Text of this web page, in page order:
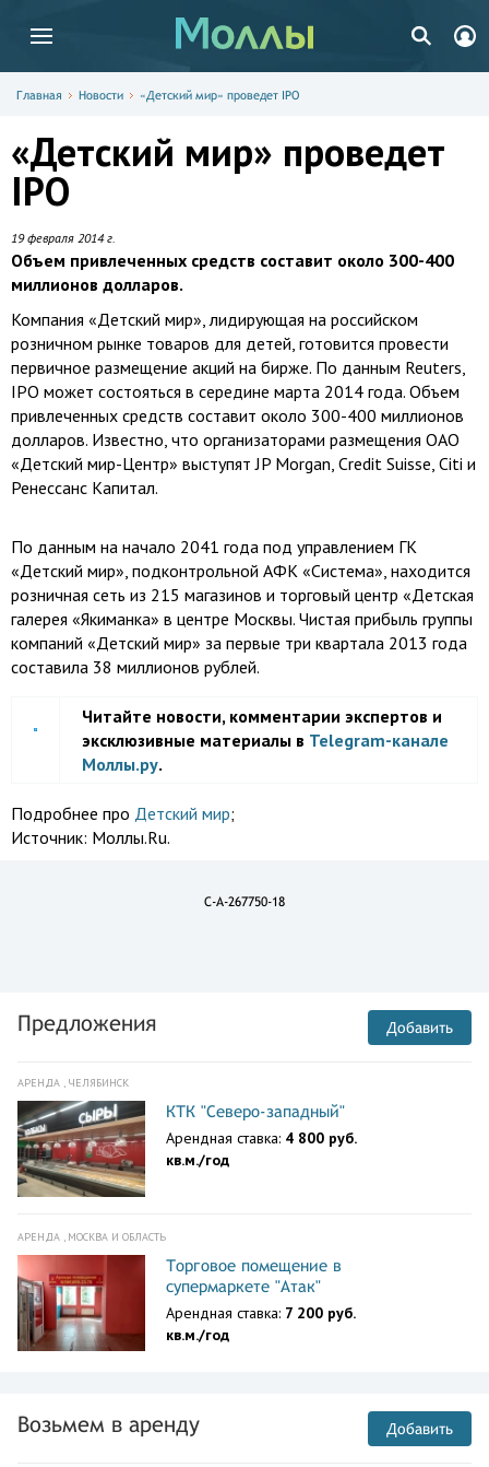
Главная Новости «Детский мир» проведет IPO
«Детский мир» проведет
IPO
19 февраля 2014 г.
Объем привлеченных средств составит около 300-400
миллионов долларов.
Компания «Детский мир», лидирующая на российском
розничном рынке товаров для детей, готовится провести
первичное размещение акций на бирже. По данным Reuters,
IPO может состояться в середине марта 2014 года. Объем
привлеченных средств составит около 300-400 миллионов
долларов. Известно, что организаторами размещения ОАО
«Детский мир-Центр» выступят JP Morgan, Credit Suisse, Citi и
Ренессанс Капитал.
По данным на начало 2041 года под управлением ГК
«Детский мир», подконтрольной АФК «Система», находится
розничная сеть из 215 магазинов и торговый центр «Детская
галерея «Якиманка» в центре Москвы. Чистая прибыль группы
компаний «Детский мир» за первые три квартала 2013 года
составила 38 миллионов рублей.
Читайте новости, комментарии экспертов и
эксклюзивные материалы в Telegram-канале
Моллы.ру.
Подробнее про Детский мир;
Источник: Моллы.Ru.
C-A-267750-18
Предложения Добавить
АРЕНДА , ЧЕЛЯБИНСК
КТК "Северо-западный"
Арендная ставка: 4 800 руб.
кв.м./год
АРЕНДА , МОСКВА И ОБЛАСТЬ
Торговое помещение в
супермаркете "Атак"
Арендная ставка: 7 200 руб.
кв.м./год
Возьмем в аренду Добавить